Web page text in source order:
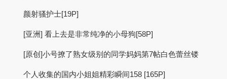
颜射骚护士[19P]
[亚洲] 看上去是非常纯净的小母狗[58P]
[原创]小号撩了熟女级别的同学妈妈第7帖白色蕾丝镂
个人收集的国内小姐姐精彩瞬间158 [165P]